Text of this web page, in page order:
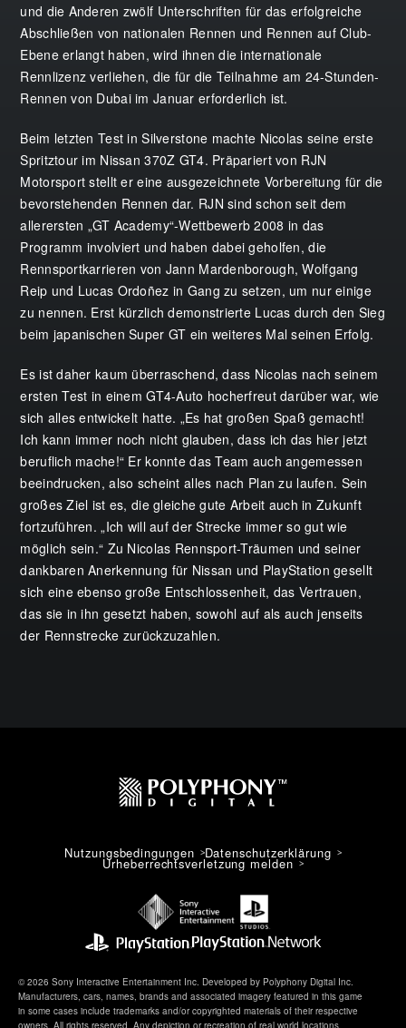
und die Anderen zwölf Unterschriften für das erfolgreiche
Abschließen von nationalen Rennen und Rennen auf Club-
Ebene erlangt haben, wird ihnen die internationale
Rennlizenz verliehen, die für die Teilnahme am 24-Stunden-
Rennen von Dubai im Januar erforderlich ist.
Beim letzten Test in Silverstone machte Nicolas seine erste
Spritztour im Nissan 370Z GT4. Präpariert von RJN
Motorsport stellt er eine ausgezeichnete Vorbereitung für die
bevorstehenden Rennen dar. RJN sind schon seit dem
allerersten „GT Academy“-Wettbewerb 2008 in das
Programm involviert und haben dabei geholfen, die
Rennsportkarrieren von Jann Mardenborough, Wolfgang
Reip und Lucas Ordoñez in Gang zu setzen, um nur einige
zu nennen. Erst kürzlich demonstrierte Lucas durch den Sieg
beim japanischen Super GT ein weiteres Mal seinen Erfolg.
Es ist daher kaum überraschend, dass Nicolas nach seinem
ersten Test in einem GT4-Auto hocherfreut darüber war, wie
sich alles entwickelt hatte. „Es hat großen Spaß gemacht!
Ich kann immer noch nicht glauben, dass ich das hier jetzt
beruflich mache!“ Er konnte das Team auch angemessen
beeindrucken, also scheint alles nach Plan zu laufen. Sein
großes Ziel ist es, die gleiche gute Arbeit auch in Zukunft
fortzuführen. „Ich will auf der Strecke immer so gut wie
möglich sein.“ Zu Nicolas Rennsport-Träumen und seiner
dankbaren Anerkennung für Nissan und PlayStation gesellt
sich eine ebenso große Entschlossenheit, das Vertrauen,
das sie in ihn gesetzt haben, sowohl auf als auch jenseits
der Rennstrecke zurückzuzahlen.
Nutzungsbedingungen Datenschutzerklärung
Urheberrechtsverletzung melden
© 2026 Sony Interactive Entertainment Inc. Developed by Polyphony Digital Inc.
Manufacturers, cars, names, brands and associated imagery featured in this game
in some cases include trademarks and/or copyrighted materials of their respective
owners. All rights reserved. Any depiction or recreation of real world locations,